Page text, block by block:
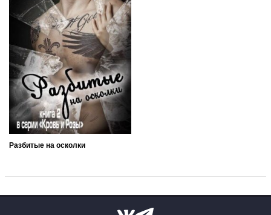
Разбитые на осколки